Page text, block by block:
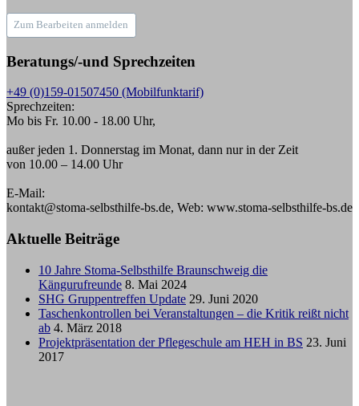
Zum Bearbeiten anmelden
Beratungs/-und Sprechzeiten
+49 (0)159-01507450 (Mobilfunktarif)
Sprechzeiten:
Mo bis Fr. 10.00 - 18.00 Uhr,
außer jeden 1. Donnerstag im Monat, dann nur in der Zeit
von 10.00 – 14.00 Uhr
E-Mail:
kontakt@stoma-selbsthilfe-bs.de, Web: www.stoma-selbsthilfe-bs.de
Aktuelle Beiträge
10 Jahre Stoma-Selbsthilfe Braunschweig die
Kängurufreunde 8. Mai 2024
SHG Gruppentreffen Update 29. Juni 2020
Taschenkontrollen bei Veranstaltungen – die Kritik reißt nicht
ab 4. März 2018
Projektpräsentation der Pflegeschule am HEH in BS 23. Juni
2017